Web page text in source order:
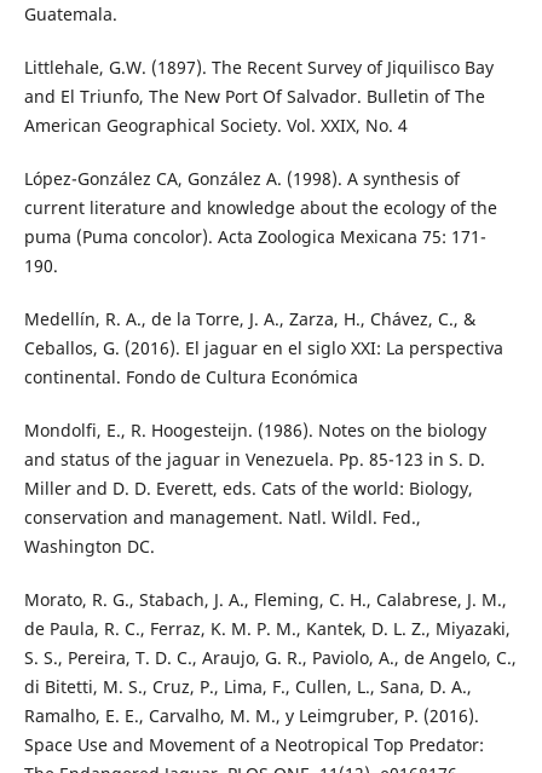
Guatemala.
Littlehale, G.W. (1897). The Recent Survey of Jiquilisco Bay
and El Triunfo, The New Port Of Salvador. Bulletin of The
American Geographical Society. Vol. XXIX, No. 4
López-González CA, González A. (1998). A synthesis of
current literature and knowledge about the ecology of the
puma (Puma concolor). Acta Zoologica Mexicana 75: 171-
190.
Medellín, R. A., de la Torre, J. A., Zarza, H., Chávez, C., &
Ceballos, G. (2016). El jaguar en el siglo XXI: La perspectiva
continental. Fondo de Cultura Económica
Mondolfi, E., R. Hoogesteijn. (1986). Notes on the biology
and status of the jaguar in Venezuela. Pp. 85-123 in S. D.
Miller and D. D. Everett, eds. Cats of the world: Biology,
conservation and management. Natl. Wildl. Fed.,
Washington DC.
Morato, R. G., Stabach, J. A., Fleming, C. H., Calabrese, J. M.,
de Paula, R. C., Ferraz, K. M. P. M., Kantek, D. L. Z., Miyazaki,
S. S., Pereira, T. D. C., Araujo, G. R., Paviolo, A., de Angelo, C.,
di Bitetti, M. S., Cruz, P., Lima, F., Cullen, L., Sana, D. A.,
Ramalho, E. E., Carvalho, M. M., y Leimgruber, P. (2016).
Space Use and Movement of a Neotropical Top Predator: